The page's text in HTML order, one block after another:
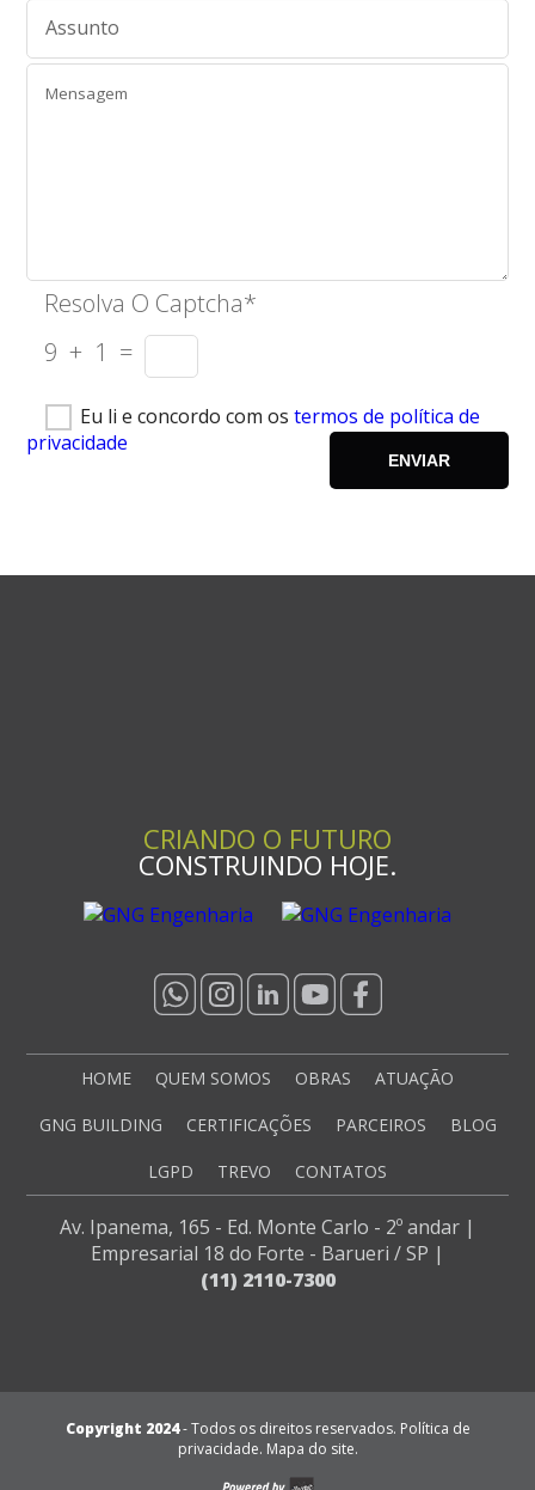
Resolva O Captcha*
9 + 1 =
Eu li e concordo com os termos de política de
privacidade
CRIANDO O FUTURO
CONSTRUINDO HOJE.
HOME QUEM SOMOS OBRAS ATUAÇÃO
GNG BUILDING CERTIFICAÇÕES PARCEIROS BLOG
LGPD TREVO CONTATOS
Av. Ipanema, 165 - Ed. Monte Carlo - 2º andar |
Empresarial 18 do Forte - Barueri / SP |
(11) 2110-7300
Copyright 2024-Todos os direitos reservados. Política de
privacidade. Mapa do site.